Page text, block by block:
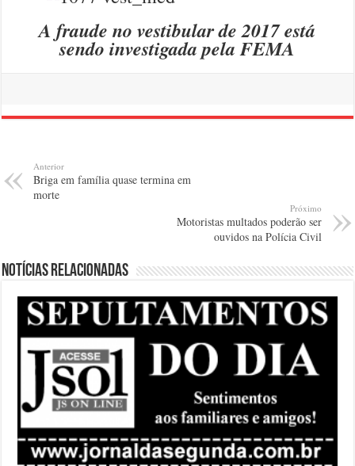
A fraude no vestibular de 2017 está
sendo investigada pela FEMA
Anterior
Briga em família quase termina em
morte
Próximo
Motoristas multados poderão ser
ouvidos na Polícia Civil
Notícias relacionadas